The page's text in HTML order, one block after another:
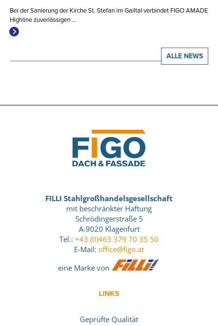
Bei der Sanierung der Kirche St. Stefan im Gailtal verbindet FIGO AMADE
Highline zuverlässigen ...
ALLE NEWS
FILLI Stahlgroßhandelsgesellschaft
mit beschränkter Haftung
Schrödingerstraße 5
A-9020 Klagenfurt
Tel.: +43 (0)463 379 70 35 50
E-Mail: office@figo.at
eine Marke von
LINKS
Geprüfte Qualität